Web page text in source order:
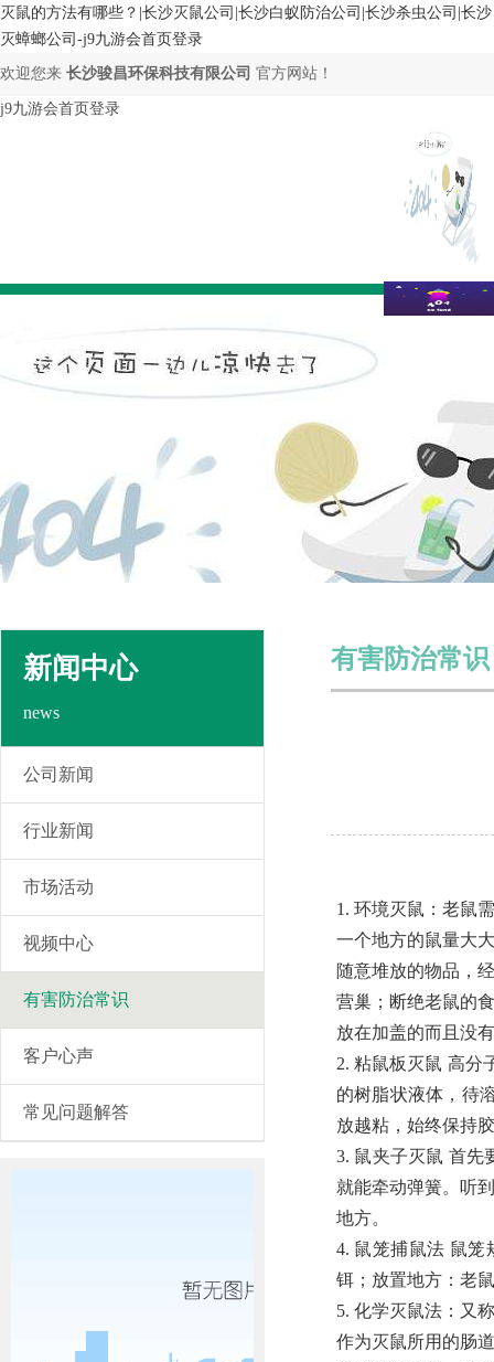
灭鼠的方法有哪些？|长沙灭鼠公司|长沙白蚁防治公司|长沙杀虫公司|长沙
灭蟑螂公司-j9九游会首页登录
欢迎您来 长沙骏昌环保科技有限公司 官方网站！
j9九游会首页登录
新闻中心
news
公司新闻
行业新闻
市场活动
视频中心
有害防治常识
客户心声
常见问题解答
有害防治常识
1. 环境灭鼠：老鼠
一个地方的鼠量大
随意堆放的物品，
营巢；断绝老鼠的
放在加盖的而且没
2. 粘鼠板灭鼠 高分
的树脂状液体，待
放越粘，始终保持
3. 鼠夹子灭鼠 首先
就能牵动弹簧。听
地方。
4. 鼠笼捕鼠法 鼠笼
铒；放置地方：老
5. 化学灭鼠法：又
作为灭鼠所用的肠